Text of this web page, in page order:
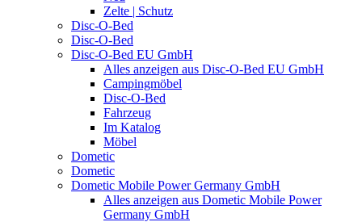
Zelte | Schutz
Disc-O-Bed
Disc-O-Bed
Disc-O-Bed EU GmbH
Alles anzeigen aus Disc-O-Bed EU GmbH
Campingmöbel
Disc-O-Bed
Fahrzeug
Im Katalog
Möbel
Dometic
Dometic
Dometic Mobile Power Germany GmbH
Alles anzeigen aus Dometic Mobile Power
Germany GmbH